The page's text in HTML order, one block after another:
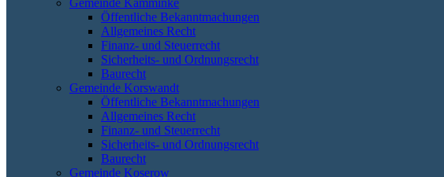
Gemeinde Kamminke
Öffentliche Bekanntmachungen
Allgemeines Recht
Finanz- und Steuerrecht
Sicherheits- und Ordnungsrecht
Baurecht
Gemeinde Korswandt
Öffentliche Bekanntmachungen
Allgemeines Recht
Finanz- und Steuerrecht
Sicherheits- und Ordnungsrecht
Baurecht
Gemeinde Koserow